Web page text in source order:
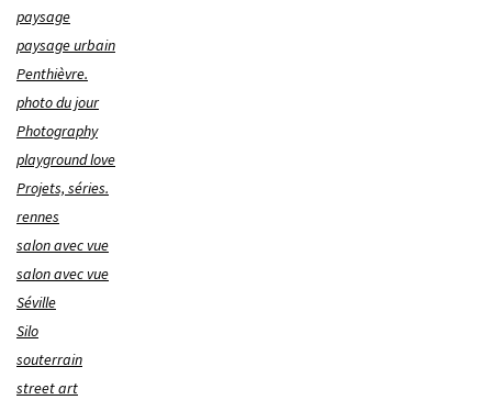
paysage
paysage urbain
Penthièvre.
photo du jour
Photography
playground love
Projets, séries.
rennes
salon avec vue
salon avec vue
Séville
Silo
souterrain
street art